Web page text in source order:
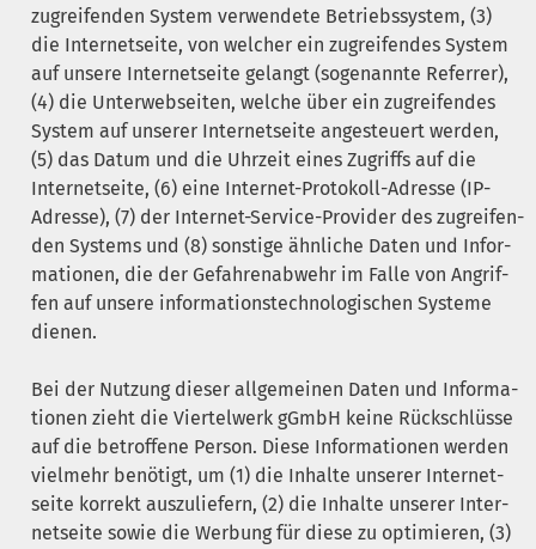
zugrei­fen­den Sys­tem ver­wen­de­te Betriebs­sys­tem, (3)
die Inter­net­sei­te, von wel­cher ein zugrei­fen­des Sys­tem
auf unse­re Inter­net­sei­te gelangt (soge­nann­te Refer­rer),
(4) die Unter­web­sei­ten, wel­che über ein zugrei­fen­des
Sys­tem auf unse­rer Inter­net­sei­te ange­steu­ert wer­den,
(5) das Datum und die Uhr­zeit eines Zugriffs auf die
Inter­net­sei­te, (6) eine Inter­net-Pro­to­koll-Adres­se (IP-
Adres­se), (7) der Inter­net-Ser­vice-Pro­vi­der des zugrei­fen­
den Sys­tems und (8) sons­ti­ge ähn­li­che Daten und Infor­
ma­tio­nen, die der Gefah­ren­ab­wehr im Fal­le von Angrif­
fen auf unse­re infor­ma­ti­ons­tech­no­lo­gi­schen Sys­te­me
dienen.
Bei der Nut­zung die­ser all­ge­mei­nen Daten und Infor­ma­
tio­nen zieht die Vier­tel­werk gGmbH kei­ne Rück­schlüs­se
auf die betrof­fe­ne Per­son. Die­se Infor­ma­tio­nen wer­den
viel­mehr benö­tigt, um (1) die Inhal­te unse­rer Inter­net­
sei­te kor­rekt aus­zu­lie­fern, (2) die Inhal­te unse­rer Inter­
net­sei­te sowie die Wer­bung für die­se zu opti­mie­ren, (3)